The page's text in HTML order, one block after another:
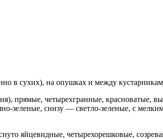
в сухих), на опушках и между
прямые, четырехгранные, красноватые,
зеленые, снизу — светло-зеленые, с
яйцевидные, четырехорешковые,